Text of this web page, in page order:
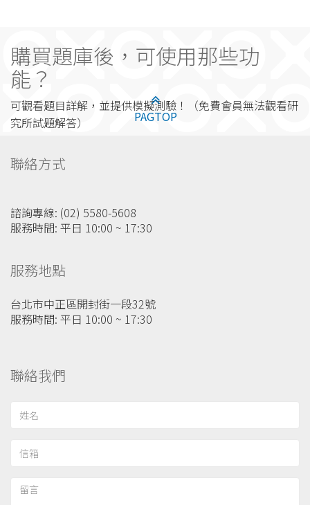
購買題庫後，可使用那些功
能？
可觀看題目詳解，並提供模擬測驗！（免費會員無法觀看研
究所試題解答）
PAGTOP
聯絡方式
諮詢專線: (02) 5580-5608
服務時間: 平日 10:00 ~ 17:30
服務地點
台北市中正區開封街一段32號
服務時間: 平日 10:00 ~ 17:30
聯絡我們